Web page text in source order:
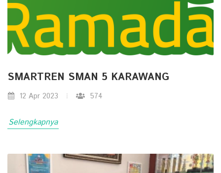
SMARTREN SMAN 5 KARAWANG
12 Apr 2023 574
Selengkapnya